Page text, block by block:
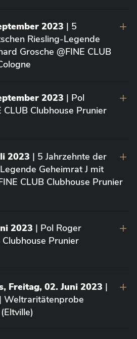
2023 | 5
Riesling-Legende
Grosche @FINE CLUB
2023 | Pol
CLUB Clubhouse Prunier
2023 | 5 Jahrzehnte der
Geheimrat J mit
CLUB Clubhouse Prunier
2023 | Pol Roger
Clubhouse Prunier
Freitag, 02. Juni 2023 |
Weltraritätenprobe